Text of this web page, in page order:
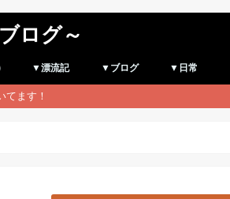
ログ～
▼漂流記 ▼ブログ ▼日常
ます！